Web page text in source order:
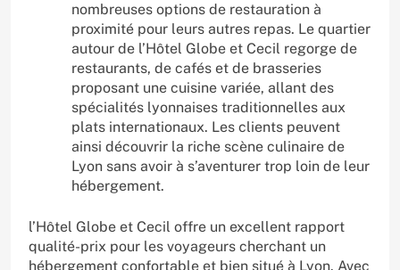
nombreuses options de restauration à
proximité pour leurs autres repas. Le quartier
autour de l’Hôtel Globe et Cecil regorge de
restaurants, de cafés et de brasseries
proposant une cuisine variée, allant des
spécialités lyonnaises traditionnelles aux
plats internationaux. Les clients peuvent
ainsi découvrir la riche scène culinaire de
Lyon sans avoir à s’aventurer trop loin de leur
hébergement.
l’Hôtel Globe et Cecil offre un excellent rapport
qualité-prix pour les voyageurs cherchant un
hébergement confortable et bien situé à Lyon. Avec